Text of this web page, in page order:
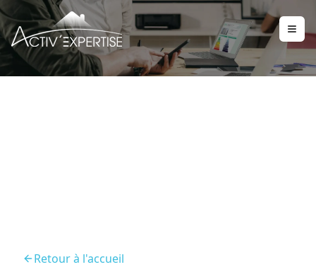
Retour à l'accueil